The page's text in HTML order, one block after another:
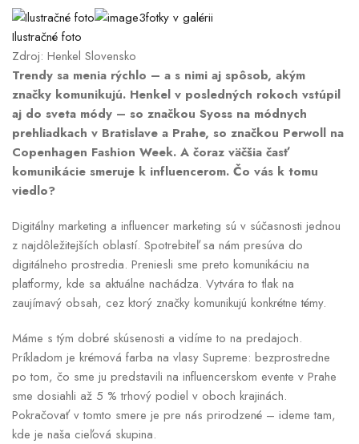
3fotky v galérii
Ilustračné foto
Zdroj: Henkel Slovensko
Trendy sa menia rýchlo – a s nimi aj spôsob, akým
značky komunikujú. Henkel v posledných rokoch vstúpil
aj do sveta módy – so značkou Syoss na módnych
prehliadkach v Bratislave a Prahe, so značkou Perwoll na
Copenhagen Fashion Week. A čoraz väčšia časť
komunikácie smeruje k influencerom. Čo vás k tomu
viedlo?
Digitálny marketing a influencer marketing sú v súčasnosti jednou
z najdôležitejších oblastí. Spotrebiteľ sa nám presúva do
digitálneho prostredia. Preniesli sme preto komunikáciu na
platformy, kde sa aktuálne nachádza. Vytvára to tlak na
zaujímavý obsah, cez ktorý značky komunikujú konkrétne témy.
Máme s tým dobré skúsenosti a vidíme to na predajoch.
Príkladom je krémová farba na vlasy Supreme: bezprostredne
po tom, čo sme ju predstavili na influencerskom evente v Prahe
sme dosiahli až 5 % trhový podiel v oboch krajinách.
Pokračovať v tomto smere je pre nás prirodzené – ideme tam,
kde je naša cieľová skupina.